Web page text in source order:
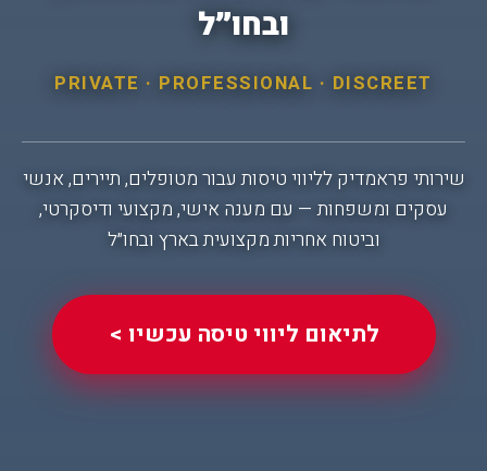
ובחו״ל
PRIVATE · PROFESSIONAL · DISCREET
שירותי פראמדיק לליווי טיסות עבור מטופלים, תיירים, אנשי
עסקים ומשפחות — עם מענה אישי, מקצועי ודיסקרטי,
וביטוח אחריות מקצועית בארץ ובחו״ל
לתיאום ליווי טיסה עכשיו >